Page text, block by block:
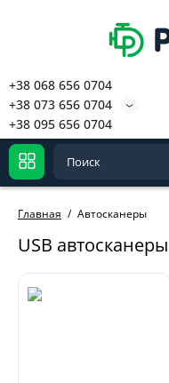
+38 068 656 0704
+38 073 656 0704
+38 095 656 0704
Главная Автосканеры
USB автосканеры